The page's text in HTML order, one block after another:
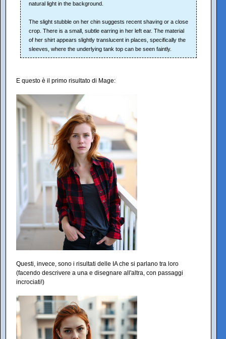
natural light in the background.
The slight stubble on her chin suggests recent shaving or a close
crop. There is a small, subtle earring in her left ear. The material
of her shirt appears slightly translucent in places, specifically the
sleeves, where the underlying tank top can be seen faintly.
E questo è il primo risultato di Mage:
Questi, invece, sono i risultati delle IA che si parlano tra loro
(facendo descrivere a una e disegnare all'altra, con passaggi
incrociati!)